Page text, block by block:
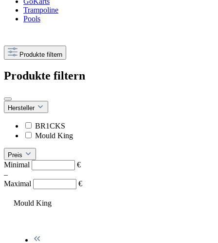
Trampoline
Pools
Produkte filtern
Produkte filtern
Hersteller
BR1CKS
Mould King
Preis
Minimal
€
–
Maximal
€
Mould King